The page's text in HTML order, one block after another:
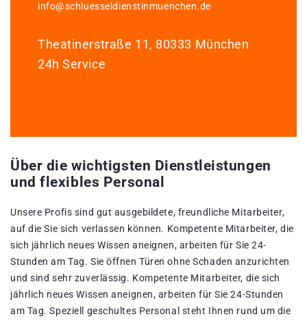
info@schluesseldienstinmuenchen.de
Theatinerstraße 11, 80333 München
24h Service
Über die wichtigsten Dienstleistungen
und flexibles Personal
Unsere Profis sind gut ausgebildete, freundliche Mitarbeiter,
auf die Sie sich verlassen können. Kompetente Mitarbeiter, die
sich jährlich neues Wissen aneignen, arbeiten für Sie 24-
Stunden am Tag. Sie öffnen Türen ohne Schaden anzurichten
und sind sehr zuverlässig. Kompetente Mitarbeiter, die sich
jährlich neues Wissen aneignen, arbeiten für Sie 24-Stunden
am Tag. Speziell geschultes Personal steht Ihnen rund um die